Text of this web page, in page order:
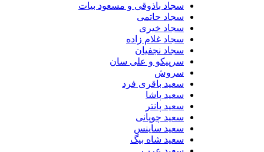
سجاد باذوقی و مسعود بیات
سجاد حاتمی
سجاد خیری
سجاد غلام زاده
سجاد نجفیان
سرپیکو و علی سان
سروش
سعید باقری فرد
سعید پاشا
سعید پانتر
سعید چوپانی
سعید ساینس
سعید شاه بیگ